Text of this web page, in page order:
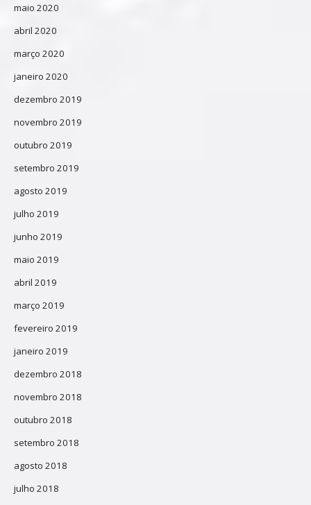
maio 2020
abril 2020
março 2020
janeiro 2020
dezembro 2019
novembro 2019
outubro 2019
setembro 2019
agosto 2019
julho 2019
junho 2019
maio 2019
abril 2019
março 2019
fevereiro 2019
janeiro 2019
dezembro 2018
novembro 2018
outubro 2018
setembro 2018
agosto 2018
julho 2018